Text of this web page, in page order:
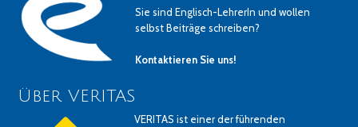
Sie sind Englisch-LehrerIn und wollen
selbst Beiträge schreiben?
Kontaktieren Sie uns!
Über VERITAS
VERITAS ist einer der führenden